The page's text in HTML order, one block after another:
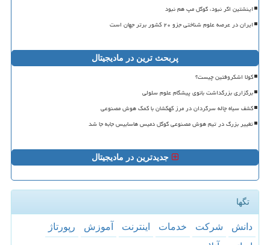
اینشتین اگر نبود، گوگل مپ هم نبود
ایران در عرصه علوم شناختی جزو ۲۰ کشور برتر جهان است
پربحث ترین در مادیجیتال
کولا اشکروفتین چیست؟
برگزاری بزرگداشت بانوی پیشگام علوم سلولی
کشف سیاه چاله سرگردان در مرز کهکشان با کمک هوش مصنوعی
تغییر بزرگ در تیم هوش مصنوعی گوگل دمیس هاسابیس جابه جا شد
جدیدترین در مادیجیتال
تگها
دانش شركت خدمات اینترنت آموزش
رپورتاژ